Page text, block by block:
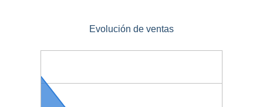
Evolución de ventas